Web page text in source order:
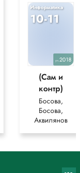
Информатика
10-11
уч.2018
(Сам и
контр)
Босова,
Босова,
Аквилянов